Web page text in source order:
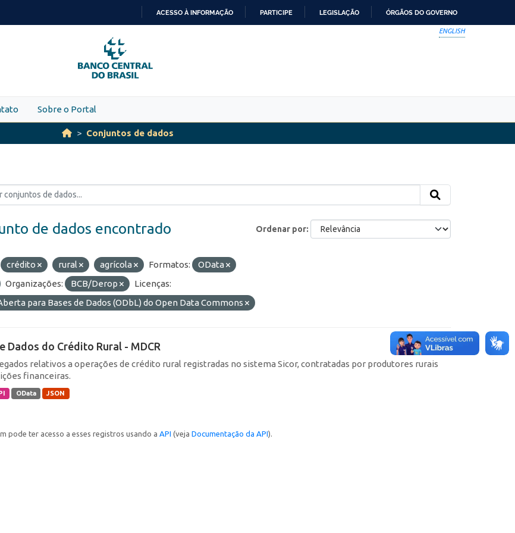
PARA
O
CONTEÚDO
ACESSO À INFORMAÇÃO PARTICIPE LEGISLAÇÃO ÓRGÃOS DO GOVERNO
ENGLISH
Sobre o Portal
Conjuntos de dados
Ordenar por
de dados encontrado
crédito rural agrícola Formatos:
OData
Organizações: BCB/Derop
Licenças:
para Bases de Dados (ODbL) do Open Data Commons
Dados do Crédito Rural - MDCR
relativos a operações de crédito rural registradas no sistema Sicor, contratadas por produtores rurais
financeiras.
OData JSON
pode ter acesso a esses registros usando a API (veja Documentação da API).